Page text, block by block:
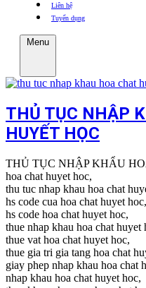
Liên hệ
Tuyển dụng
Menu
THỦ TỤC NHẬP
HUYẾT HỌC
THỦ TỤC NHẬP KHẨU
hoa chat huyet hoc,
thu tuc nhap khau hoa chat
hs code cua hoa chat huyet hoc,
hs code hoa chat huyet hoc,
thue nhap khau hoa chat huyet
thue vat hoa chat huyet hoc,
thue gia tri gia tang hoa chat
giay phep nhap khau hoa chat
nhap khau hoa chat huyet hoc,